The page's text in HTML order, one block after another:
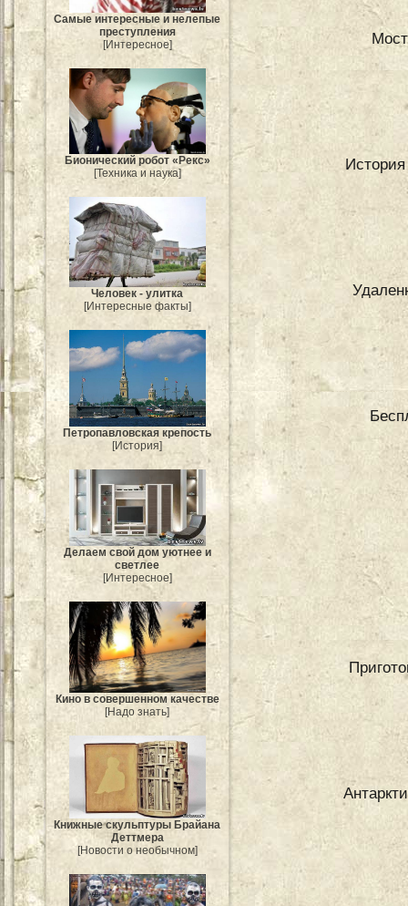
Самые интересные и нелепые
преступления
[Интересное]
Бионический робот «Рекс»
[Техника и наука]
Человек - улитка
[Интересные факты]
Петропавловская крепость
[История]
Делаем свой дом уютнее и
светлее
[Интересное]
Кино в совершенном качестве
[Надо знать]
Книжные скульптуры Брайана
Деттмера
[Новости о необычном]